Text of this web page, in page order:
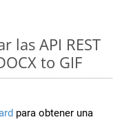
las API REST
to GIF
para obtener una